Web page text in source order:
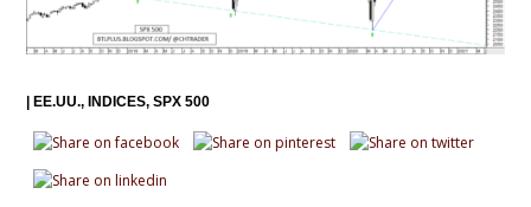
|EE.UU. INDICES SPX 500